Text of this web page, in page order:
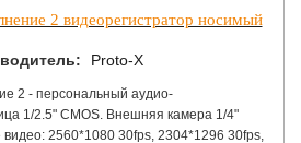
2 видеорегистратор носимый
Proto-X
2 - персональный аудио-
1/2.5" CMOS. Внешняя камера 1/4"
2560*1080 30fps, 2304*1296 30fps,